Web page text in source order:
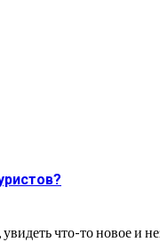
что-то новое и